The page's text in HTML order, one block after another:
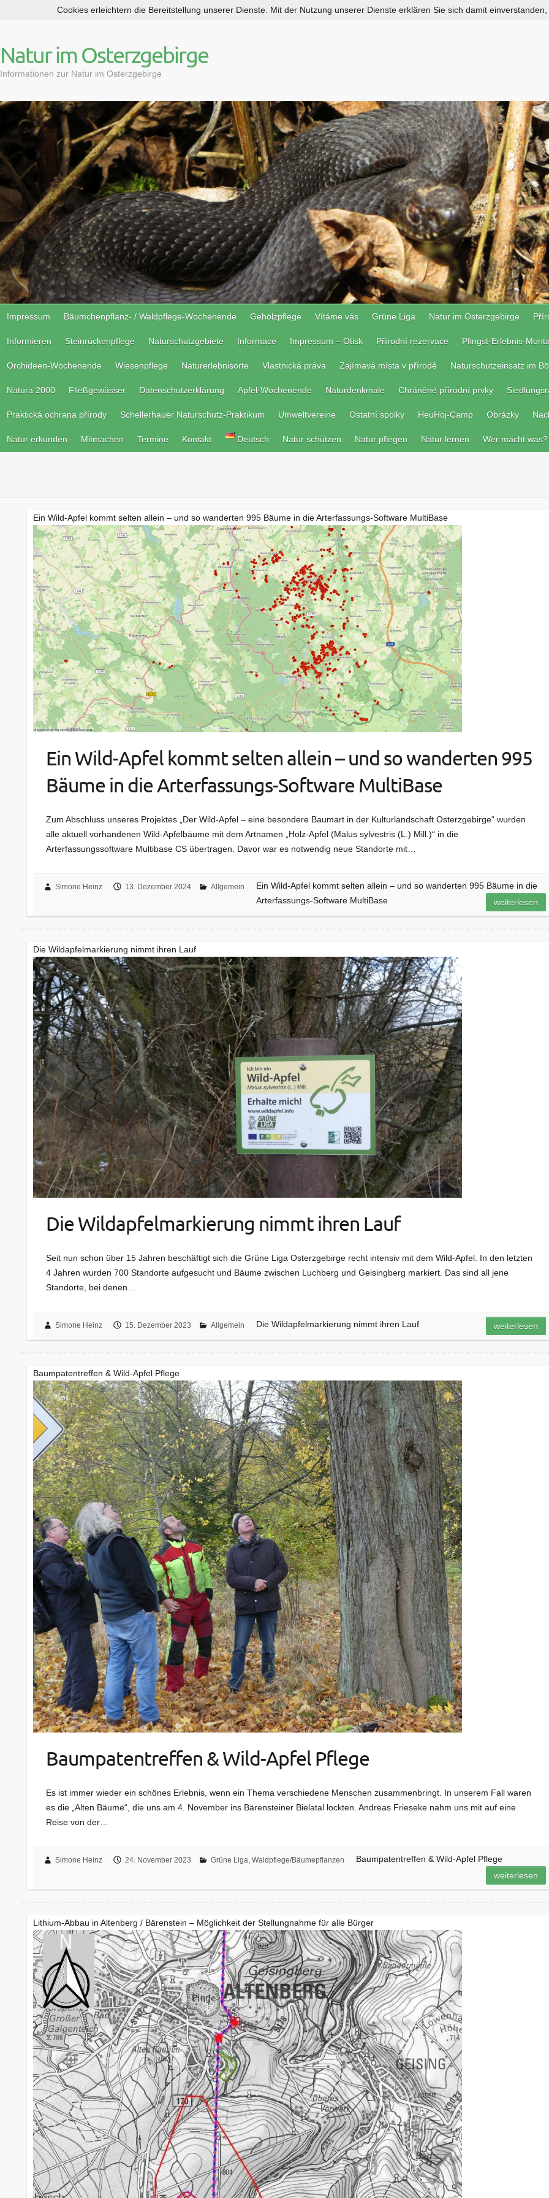
p
t
c
e
n
t
Natur im Osterzgebirge
Informationen zur Natur im Osterzgebirge
Impressum Bäumchenpflanz- / Waldpflege-Wochenende Gehölzpflege Vítáme vás Grüne Liga Natur im Osterzgebirge
Informieren Steinrückenpflege Naturschutzgebiete Informace Impressum – Otisk Přírodní rezervace Pfingst-Erlebnis-
Orchideen-Wochenende Wiesenpflege Naturerlebnisorte Vlastnická práva Zajímavá místa v přírodě Naturschutzeinsatz im
Natura 2000 Fließgewässer Datenschutzerklärung Apfel-Wochenende Naturdenkmale Chráněné přírodní prvky
Praktická ochrana přírody Schellerhauer Naturschutz-Praktikum Umweltvereine Ostatní spolky HeuHoj-Camp Obrázky
Natur erkunden Mitmachen Termine Kontakt Deutsch Natur schützen Natur pflegen Natur lernen Wer macht was?
Ein Wild-Apfel kommt selten allein – und so wanderten 995 Bäume in die Arterfassungs-Software MultiBase
Ein Wild-Apfel kommt selten allein – und so wanderten 995
Bäume in die Arterfassungs-Software MultiBase
Zum Abschluss unseres Projektes „Der Wild-Apfel – eine besondere Baumart in der Kulturlandschaft Osterzgebirge“ wurden
alle aktuell vorhandenen Wild-Apfelbäume mit dem Artnamen „Holz-Apfel (Malus sylvestris (L.) Mill.)“ in die
Arterfassungssoftware Multibase CS übertragen. Davor war es notwendig neue Standorte mit…
Simone Heinz 13. Dezember 2024 Allgemein
Ein Wild-Apfel kommt selten allein – und so wanderten 995 Bäume in die
Arterfassungs-Software MultiBase
weiterlesen
Die Wildapfelmarkierung nimmt ihren Lauf
Die Wildapfelmarkierung nimmt ihren Lauf
Seit nun schon über 15 Jahren beschäftigt sich die Grüne Liga Osterzgebirge recht intensiv mit dem Wild-Apfel. In den letzten
4 Jahren wurden 700 Standorte aufgesucht und Bäume zwischen Luchberg und Geisingberg markiert. Das sind all jene
Standorte, bei denen…
Simone Heinz 15. Dezember 2023 Allgemein Die Wildapfelmarkierung nimmt ihren Lauf weiterlesen
Baumpatentreffen & Wild-Apfel Pflege
Baumpatentreffen & Wild-Apfel Pflege
Es ist immer wieder ein schönes Erlebnis, wenn ein Thema verschiedene Menschen zusammenbringt. In unserem Fall waren
es die „Alten Bäume“, die uns am 4. November ins Bärensteiner Bielatal lockten. Andreas Frieseke nahm uns mit auf eine
Reise von der…
Simone Heinz 24. November 2023 Grüne Liga ,Waldpflege/Bäumepflanzen
Baumpatentreffen & Wild-Apfel Pflege
weiterlesen
Lithium-Abbau in Altenberg / Bärenstein – Möglichkeit der Stellungnahme für alle Bürger
Cookies erleichtern die Bereitstellung unserer Dienste. Mit der Nutzung unserer Dienste erklären Sie sich damit einverstanden,